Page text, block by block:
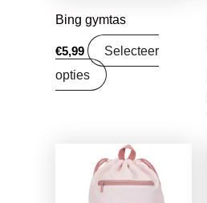
Bing gymtas
€5,99
Selecteer
opties
Oorspronkelijke
prijs
was:
€10,95.
Huidige
prijs
is: